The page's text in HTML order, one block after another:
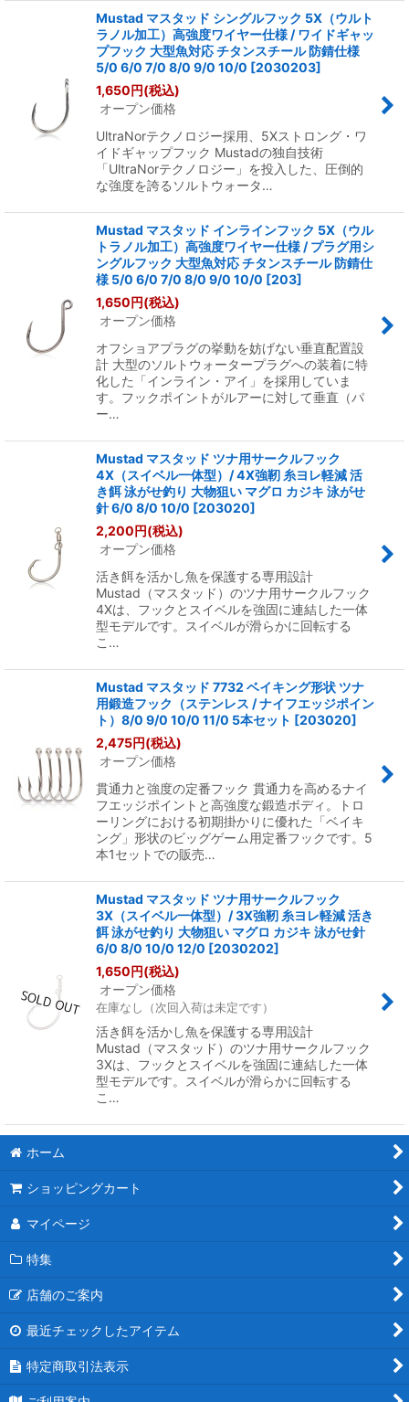
Mustad マスタッド シングルフック 5X（ウルト
ラノル加工）高強度ワイヤー仕様 / ワイドギャッ
プフック 大型魚対応 チタンスチール 防錆仕様
5/0 6/0 7/0 8/0 9/0 10/0 [2030203]
1,650円(税込)
オープン価格
UltraNorテクノロジー採用、5Xストロング・ワ
イドギャップフック Mustadの独自技術
「UltraNorテクノロジー」を投入した、圧倒的
な強度を誇るソルトウォータ…
Mustad マスタッド インラインフック 5X（ウル
トラノル加工）高強度ワイヤー仕様 / プラグ用シ
ングルフック 大型魚対応 チタンスチール 防錆仕
様 5/0 6/0 7/0 8/0 9/0 10/0 [203]
1,650円(税込)
オープン価格
オフショアプラグの挙動を妨げない垂直配置設
計 大型のソルトウォータープラグへの装着に特
化した「インライン・アイ」を採用していま
す。フックポイントがルアーに対して垂直（パ
ー…
Mustad マスタッド ツナ用サークルフック
4X（スイベル一体型）/ 4X強靭 糸ヨレ軽減 活
き餌 泳がせ釣り 大物狙い マグロ カジキ 泳がせ
針 6/0 8/0 10/0 [203020]
2,200円(税込)
オープン価格
活き餌を活かし魚を保護する専用設計
Mustad（マスタッド）のツナ用サークルフック
4Xは、フックとスイベルを強固に連結した一体
型モデルです。スイベルが滑らかに回転する
こ…
Mustad マスタッド 7732 ベイキング形状 ツナ
用鍛造フック（ステンレス / ナイフエッジポイン
ト）8/0 9/0 10/0 11/0 5本セット [203020]
2,475円(税込)
オープン価格
貫通力と強度の定番フック 貫通力を高めるナイ
フエッジポイントと高強度な鍛造ボディ。トロ
ーリングにおける初期掛かりに優れた「ベイキ
ング」形状のビッグゲーム用定番フックです。5
本1セットでの販売…
Mustad マスタッド ツナ用サークルフック
3X（スイベル一体型）/ 3X強靭 糸ヨレ軽減 活き
餌 泳がせ釣り 大物狙い マグロ カジキ 泳がせ針
6/0 8/0 10/0 12/0 [2030202]
1,650円(税込)
オープン価格
在庫なし（次回入荷は未定です）
活き餌を活かし魚を保護する専用設計
Mustad（マスタッド）のツナ用サークルフック
3Xは、フックとスイベルを強固に連結した一体
型モデルです。スイベルが滑らかに回転する
こ…
ホーム
ショッピングカート
マイページ
特集
店舗のご案内
最近チェックしたアイテム
特定商取引法表示